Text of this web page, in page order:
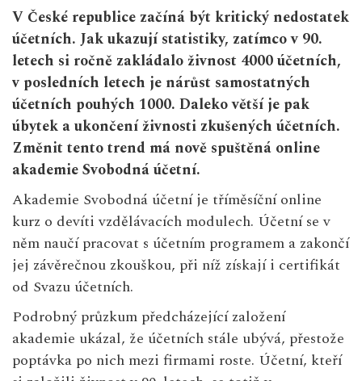
V České republice začíná být kritický nedostatek
účetních. Jak ukazují statistiky, zatímco v 90.
letech si ročně zakládalo živnost 4000 účetních,
v posledních letech je nárůst samostatných
účetních pouhých 1000. Daleko větší je pak
úbytek a ukončení živnosti zkušených účetních.
Změnit tento trend má nově spuštěná online
akademie Svobodná účetní.
Akademie Svobodná účetní je tříměsíční online
kurz o devíti vzdělávacích modulech. Účetní se v
něm naučí pracovat s účetním programem a zakončí
jej závěrečnou zkouškou, při níž získají i certifikát
od Svazu účetních.
Podrobný průzkum předcházející založení
akademie ukázal, že účetních stále ubývá, přestože
poptávka po nich mezi firmami roste. Účetní, kteří